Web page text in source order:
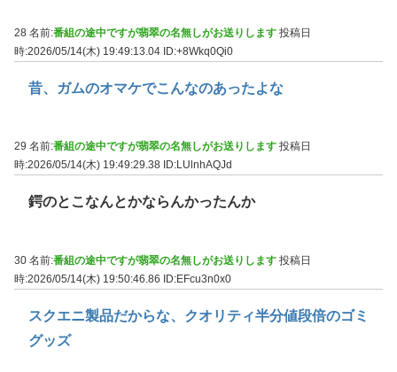
28 名前:番組の途中ですが翡翠の名無しがお送りします 投稿日
時:2026/05/14(木) 19:49:13.04 ID:+8Wkq0Qi0
昔、ガムのオマケでこんなのあったよな
29 名前:番組の途中ですが翡翠の名無しがお送りします 投稿日
時:2026/05/14(木) 19:49:29.38 ID:LUlnhAQJd
鍔のとこなんとかならんかったんか
30 名前:番組の途中ですが翡翠の名無しがお送りします 投稿日
時:2026/05/14(木) 19:50:46.86 ID:EFcu3n0x0
スクエニ製品だからな、クオリティ半分値段倍のゴミ
グッズ